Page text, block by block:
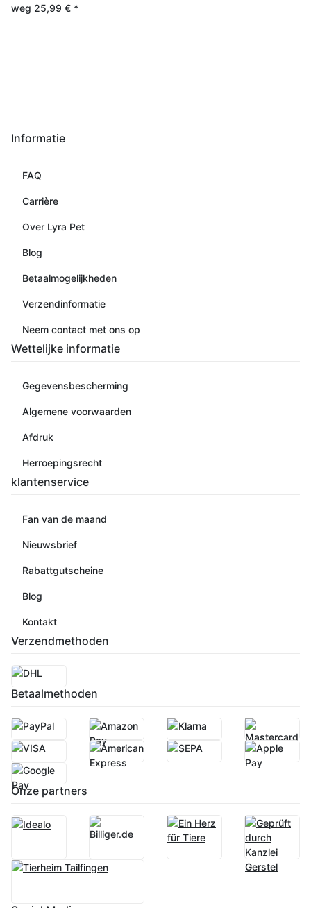
weg 25,99 € *
Informatie
FAQ
Carrière
Over Lyra Pet
Blog
Betaalmogelijkheden
Verzendinformatie
Neem contact met ons op
Wettelijke informatie
Gegevensbescherming
Algemene voorwaarden
Afdruk
Herroepingsrecht
klantenservice
Fan van de maand
Nieuwsbrief
Rabattgutscheine
Blog
Kontakt
Verzendmethoden
Betaalmethoden
Onze partners